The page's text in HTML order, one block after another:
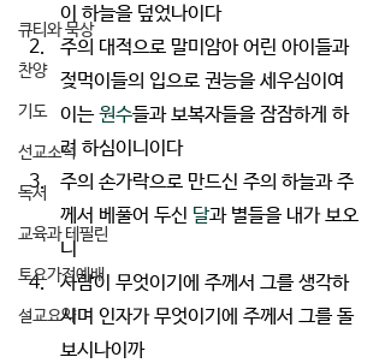
큐티와 묵상
찬양
기도
선교소식
독서
교육과 테필린
토요가정예배
설교요약
이 하늘을 덮었나이다
주의 대적으로 말미암아 어린 아이들과
젖먹이들의 입으로 권능을 세우심이여
이는 원수들과 보복자들을 잠잠하게 하
려 하심이니이다
주의 손가락으로 만드신 주의 하늘과 주
께서 베풀어 두신 달과 별들을 내가 보오
니
사람이 무엇이기에 주께서 그를 생각하
시며 인자가 무엇이기에 주께서 그를 돌
보시나이까